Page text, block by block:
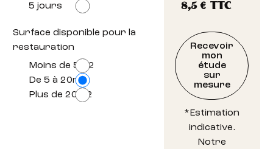
5 jours
Surface disponible pour la
restauration
Moins de 5m2
De 5 à 20m2
Plus de 20m2
8,5 € TTC
Recevoir
mon
étude
sur
mesure
*Estimation
indicative.
Notre